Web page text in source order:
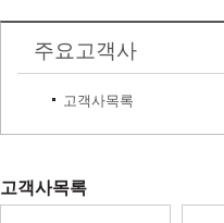
주요고객사
고객사목록
고객사목록